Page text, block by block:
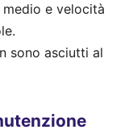
e velocità
sono asciutti al